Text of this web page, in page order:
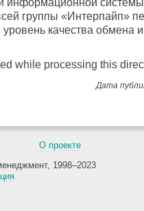
информационной
группы «Интерпайп»
качества обмена
while processing this
О проекте
1998–2023